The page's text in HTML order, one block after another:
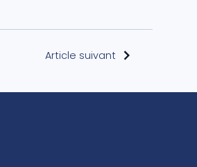
Article suivant